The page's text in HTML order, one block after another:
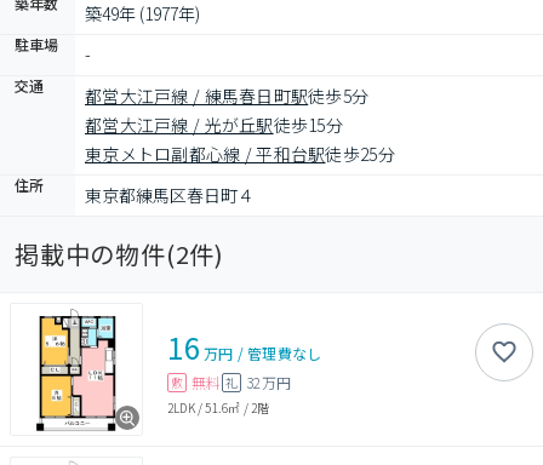
築49年 (1977年)
駐車場 -
交通 都営大江戸線 / 練馬春日町駅徒歩5分
都営大江戸線 / 光が丘駅徒歩15分
東京メトロ副都心線 / 平和台駅徒歩25分
住所 東京都練馬区春日町４
掲載中の物件(2件)
16 万円 /管理費なし
敷 無料 礼 32万円
2LDK/51.6㎡ / 2階